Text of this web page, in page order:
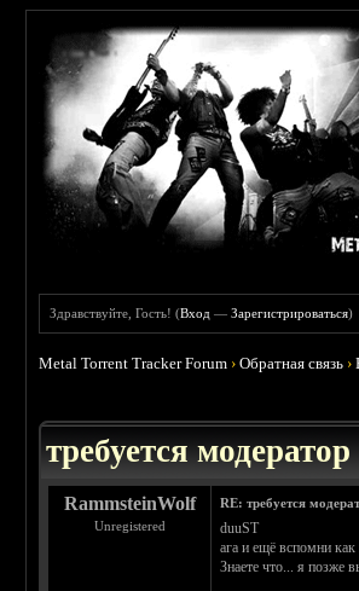
Здравствуйте, Гость! (Вход —Зарегистрироваться)
Metal Torrent Tracker Forum ›Обратная связь ›
требуется модератор
RammsteinWolf
Unregistered
RE: требуется
duuST
ага и ещё вспомни
Знаете что... я позже